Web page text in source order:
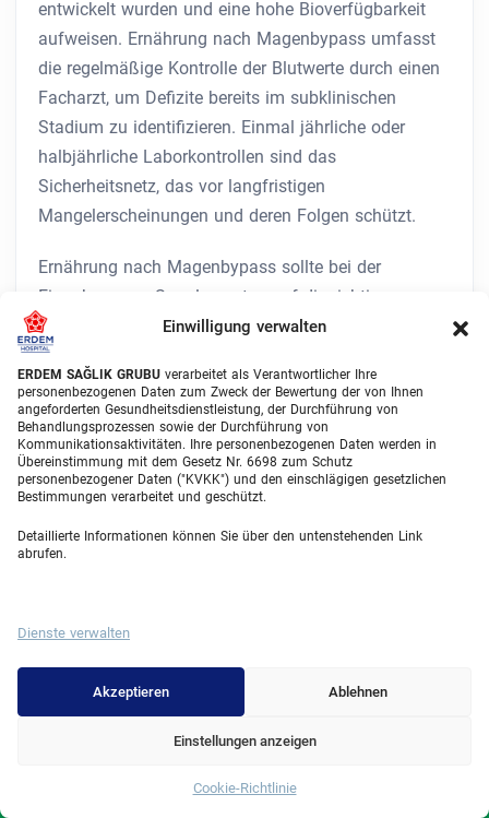
Einwilligung verwalten
ERDEM SAĞLIK GRUBU verarbeitet als Verantwortlicher Ihre
personenbezogenen Daten zum Zweck der Bewertung der von Ihnen
angeforderten Gesundheitsdienstleistung, der Durchführung von
Behandlungsprozessen sowie der Durchführung von
Kommunikationsaktivitäten. Ihre personenbezogenen Daten werden in
Übereinstimmung mit dem Gesetz Nr. 6698 zum Schutz
personenbezogener Daten ("KVKK") und den einschlägigen gesetzlichen
Bestimmungen verarbeitet und geschützt.
Detaillierte Informationen können Sie über den untenstehenden Link
abrufen.
Dienste verwalten
Akzeptieren Ablehnen
Einstellungen anzeigen
Cookie-Richtlinie
entwickelt wurden und eine hohe Bioverfügbarkeit
aufweisen. Ernährung nach Magenbypass umfasst
die regelmäßige Kontrolle der Blutwerte durch einen
Facharzt, um Defizite bereits im subklinischen
Stadium zu identifizieren. Einmal jährliche oder
halbjährliche Laborkontrollen sind das
Sicherheitsnetz, das vor langfristigen
Mangelerscheinungen und deren Folgen schützt.
Ernährung nach Magenbypass sollte bei der
Einnahme von Supplementen auf die richtige
Reihenfolge und Kombination achten, um
Wechselwirkungen zu vermeiden. Beispielsweise
sollte Kalzium nicht gleichzeitig mit Eisen
eingenommen werden, da diese beiden Mineralstoffe
um den gleichen Aufnahmeweg im Darm
konkurrieren. Ernährung nach Magenbypass
erfordert daher einen Zeitplan für die Supplemente,
der den Stoffwechsel optimal unterstützt und die
Resorption maximiert. Viele Patienten empfinden
Ernährung nach Magenbypass bietet Sicherheit,
wenn die Supplementierung konsequent und ohne
dieser Regeln kann Jahre später zu
Whatsapp